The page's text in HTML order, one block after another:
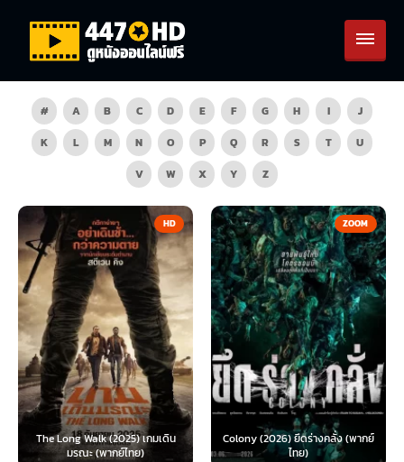
# A B C D E F G H I
J
K
L M N O P Q R S T
U
V
W X Y Z
HD
The Long Walk (2025) เกมเดิน
มรณะ (พากย์ไทย)
ZOOM
Colony (2026) ยึดร่างคลั่ง (พากย์
ไทย)